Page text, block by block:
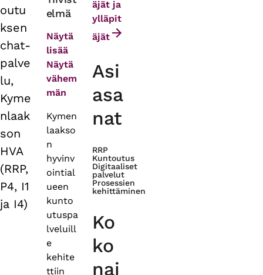
tabs
outu
ksen
chat-
palve
lu,
Kyme
nlaak
son
HVA
(RRP,
P4, I1
ja I4)
elmä
Näytä
lisää
Näytä
vähem
män
Kymen
laakso
n
hyvinv
ointial
ueen
kunto
utuspa
lveluill
e
kehite
ttiin
äjät ja
ylläpit
äjät
Asi
asa
nat
RRP
Kuntoutus
Digitaaliset
palvelut
Prosessien
kehittäminen
Ko
ko
nai